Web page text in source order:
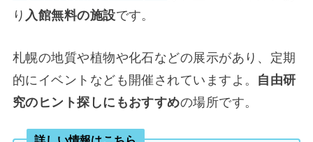
り 入館無料の施設です。
札幌の地質や植物や化石などの展示があり、定期
的にイベントなども開催されていますよ。 自由研
究のヒント探しにもおすすめの場所です。